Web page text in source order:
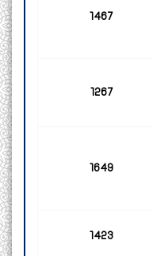
1467
1267
1649
1423